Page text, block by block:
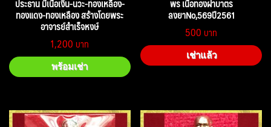
ประธาน มีเนื้อเงิน-นวะ-ทองเหลือง-
ทองแดง-ทองเหลือง สร้างโดยพระ
อาจารย์สำเร็จหงษ์
1,200
พร้อมเช่า
พร เนื้อทองฝาบาตร
ลงยาNo,569ปี2561
500
เช่าแล้ว